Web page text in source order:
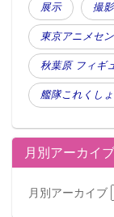
展示 撮
東京アニメセ
秋葉原 フィギ
艦隊これくし
月別アーカイブ
月別アーカイブ